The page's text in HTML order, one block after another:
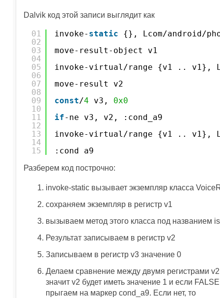
Dalvik код этой записи выглядит как
01
02
03
04
05
06
07
08
09
10
11
12
13
14
15
invoke- static
{}, Lcom/android/
move-result-object v1
invoke-virtual/range {v1 .. v1},
move-result v2
const/4 v3, 0x0
if-ne v3, v2, :cond_a9
invoke-virtual/range {v1 .. v1},
:cond_a9
Разберем код построчно:
invoke-static вызывает экземпляр класса
сохраняем экземпляр в регистр v1
вызываем метод этого класса под названием
Результат записываем в регистр v2
Записываем в регистр v3 значение 0
Делаем сравнение между двумя регистрами
значит v2 будет иметь значение 1 и если
прыгаем на маркер cond_a9. Если нет, то